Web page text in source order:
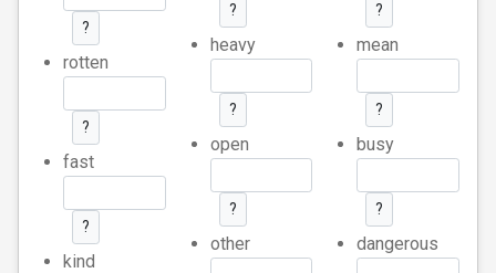
?
rotten
?
fast
?
kind
?
heavy
?
open
?
other
?
mean
?
busy
?
dangerous